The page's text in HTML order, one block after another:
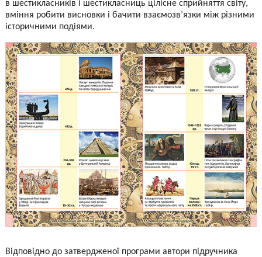
в шестикласників і шестикласниць цілісне сприйняття світу,
вміння робити висновки і бачити взаємозв’язки між різними
історичними подіями.
Відповідно до затвердженої програми автори підручника